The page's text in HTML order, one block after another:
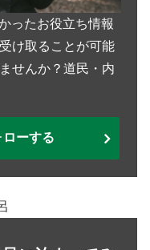
ったお役立ち情報
け取ることが可能
せんか？道民・内
ーする